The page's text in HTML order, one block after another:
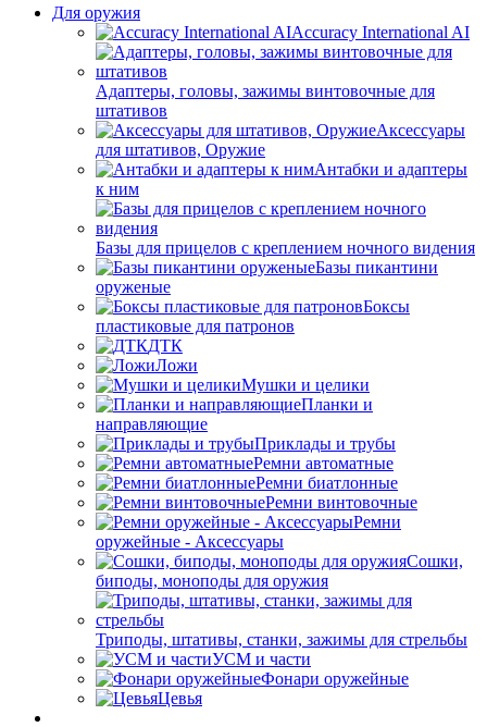
Для оружия
Accuracy International AI
Адаптеры, головы, зажимы винтовочные для
штативов
Аксессуары
для штативов, Оружие
Антабки и адаптеры
к ним
Базы для прицелов с креплением ночного видения
Базы пикантини
оруженые
Боксы
пластиковые для патронов
ДТК
Ложи
Мушки и целики
Планки и
направляющие
Приклады и трубы
Ремни автоматные
Ремни биатлонные
Ремни винтовочные
Ремни
оружейные - Аксессуары
Сошки,
биподы, моноподы для оружия
Триподы, штативы, станки, зажимы для стрельбы
УСМ и части
Фонари оружейные
Цевья